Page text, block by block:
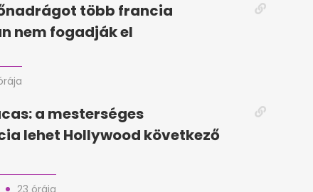
több francia
nem fogadják el
a mesterséges
lehet Hollywood következő